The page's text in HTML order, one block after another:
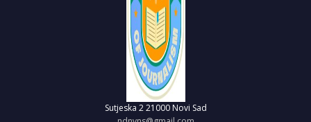
Sutjeska 2 21000 Novi Sad